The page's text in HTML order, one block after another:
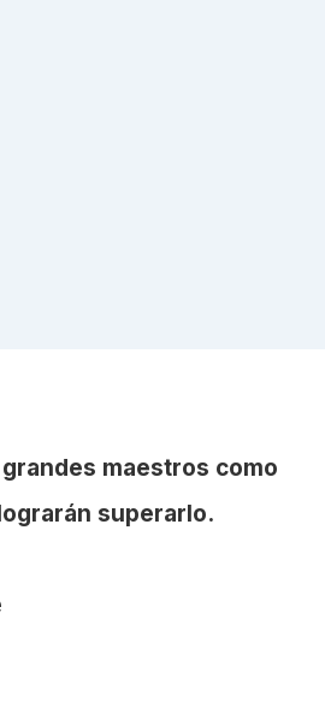
maestros como
superarlo.